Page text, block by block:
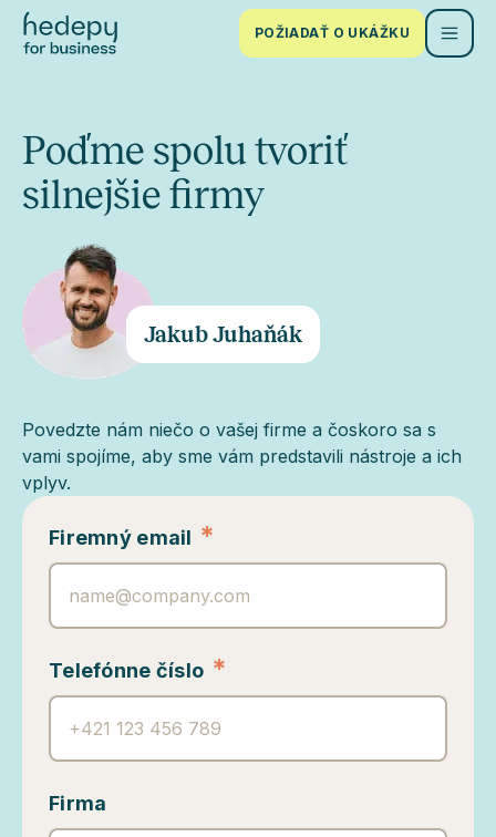
POŽIADAŤ O UKÁŽKU
Poďme spolu tvoriť
silnejšie firmy
Jakub Juhaňák
Povedzte nám niečo o vašej firme a čoskoro sa s
vami spojíme, aby sme vám predstavili nástroje a ich
vplyv.
Firemný email *
Telefónne číslo *
Firma